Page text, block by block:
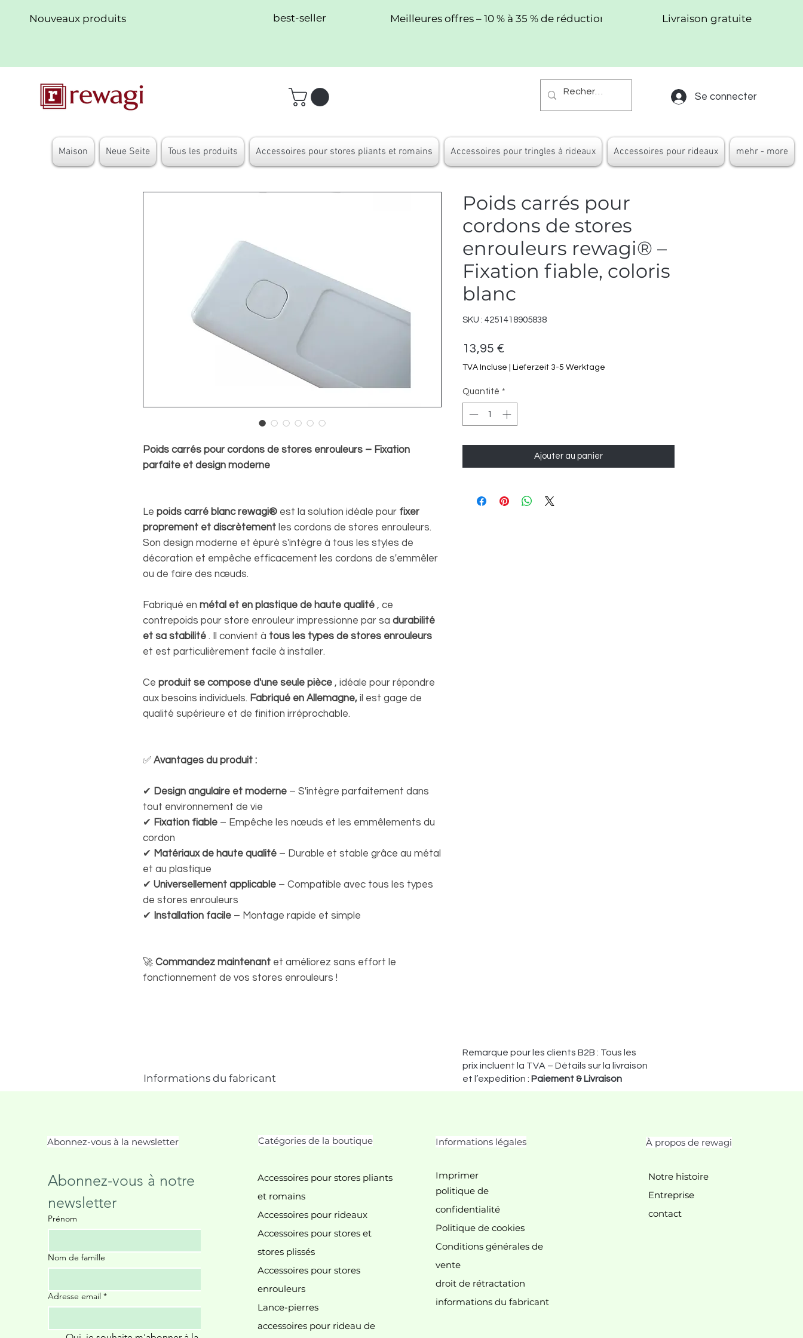
Nouveaux produits best-seller Meilleures offres – 10 % à 35 % de réduction ! Livraison gratuite
Se connecter
Maison Neue Seite Tous les produits Accessoires pour stores pliants et romains Accessoires pour tringles à rideaux Accessoires pour rideaux mehr - more
Poids carrés pour cordons de stores enrouleurs – Fixation
parfaite et design moderne
Le poids carré blanc rewagi® est la solution idéale pour fixer
proprement et discrètement les cordons de stores enrouleurs.
Son design moderne et épuré s'intègre à tous les styles de
décoration et empêche efficacement les cordons de s'emmêler
ou de faire des nœuds.
Fabriqué en métal et en plastique de haute qualité , ce
contrepoids pour store enrouleur impressionne par sa durabilité
et sa stabilité . Il convient à tous les types de stores enrouleurs
et est particulièrement facile à installer.
Ce produit se compose d'une seule pièce , idéale pour répondre
aux besoins individuels. Fabriqué en Allemagne, il est gage de
qualité supérieure et de finition irréprochable.
✅ Avantages du produit :
✔ Design angulaire et moderne – S'intègre parfaitement dans
tout environnement de vie
✔ Fixation fiable – Empêche les nœuds et les emmêlements du
cordon
✔ Matériaux de haute qualité – Durable et stable grâce au métal
et au plastique
✔ Universellement applicable – Compatible avec tous les types
de stores enrouleurs
✔ Installation facile – Montage rapide et simple
🚀 Commandez maintenant et améliorez sans effort le
fonctionnement de vos stores enrouleurs !
Poids carrés pour
cordons de stores
enrouleurs rewagi® –
Fixation fiable, coloris
blanc
SKU : 4251418905838
13,95 €
TVA Incluse Lieferzeit 3-5 Werktage
Quantité *
Ajouter au panier
Informations du fabricant
Remarque pour les clients B2B : Tous les
prix incluent la TVA – Détails sur la livraison
et l’expédition : Paiement & Livraison
Il n'y a aucun article à afficher pour le moment.
Abonnez-vous à la newsletter
Abonnez-vous à notre
newsletter
Prénom
Nom de famille
Adresse email *
Catégories de la boutique
Accessoires pour stores pliants
et romains
Accessoires pour rideaux
Accessoires pour stores et
stores plissés
Accessoires pour stores
enrouleurs
Lance-pierres
accessoires pour rideau de
Informations légales
Imprimer
politique de
confidentialité
Politique de cookies
Conditions générales de
vente
droit de rétractation
informations du fabricant
À propos de rewagi
Notre histoire
Entreprise
contact